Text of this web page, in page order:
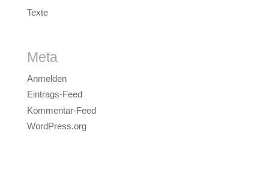
Texte
Meta
Anmelden
Eintrags-Feed
Kommentar-Feed
WordPress.org